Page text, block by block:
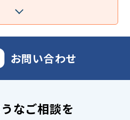
お問い合わせ
なご相談を